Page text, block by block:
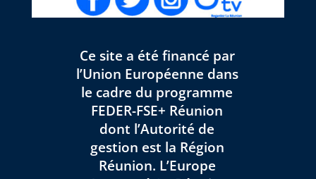
Ce site a été financé par
l’Union Européenne dans
le cadre du programme
FEDER-FSE+ Réunion
dont l’Autorité de
gestion est la Région
Réunion. L’Europe